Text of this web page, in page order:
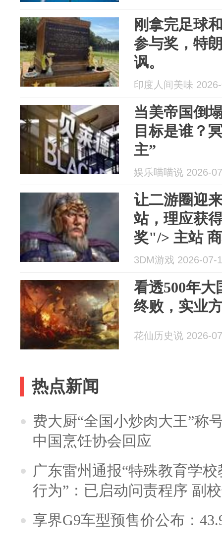
刚拿完足球
参与奖，特
讽。
印度人间美味
当美帝国倒
目标是谁？
主”
娱乐喵喵说 2026-
让二游圈迎
站，理应获
奖"/> 主站
录 注册 让二
平”的B站，...
3DM游戏 2026-07-
看透500年大
终败，实业
花仙历史说 2026-
热点新闻
费大厨“全国小炒肉大王”称
中国烹饪协会回应
广东雷州通报“特殊教育学
行为”：已启动问责程序 副
享界G9车型预售价公布：